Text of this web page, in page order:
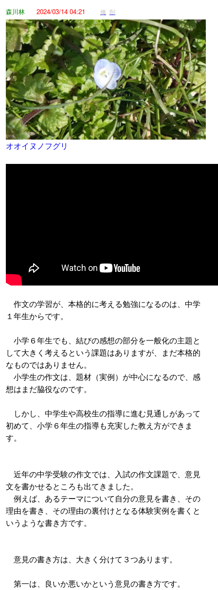
森川林
2024/03/14 04:21 修 削
オオイヌノフグリ
作文の学習が、本格的に考える勉強になるのは、中学
１年生からです。
小学６年生でも、結びの感想の部分を一般化の主題と
して大きく考えるという課題はありますが、まだ本格的
なものではありません。
小学生の作文は、題材（実例）が中心になるので、感
想はまだ脇役なのです。
しかし、中学生や高校生の指導に進む見通しがあって
初めて、小学６年生の指導も充実した教え方ができま
す。
近年の中学受験の作文では、入試の作文課題で、意見
文を書かせるところも出てきました。
例えば、あるテーマについて自分の意見を書き、その
理由を書き、その理由の裏付けとなる体験実例を書くと
いうような書き方です。
意見の書き方は、大きく分けて３つあります。
第一は、良いか悪いかという意見の書き方です。